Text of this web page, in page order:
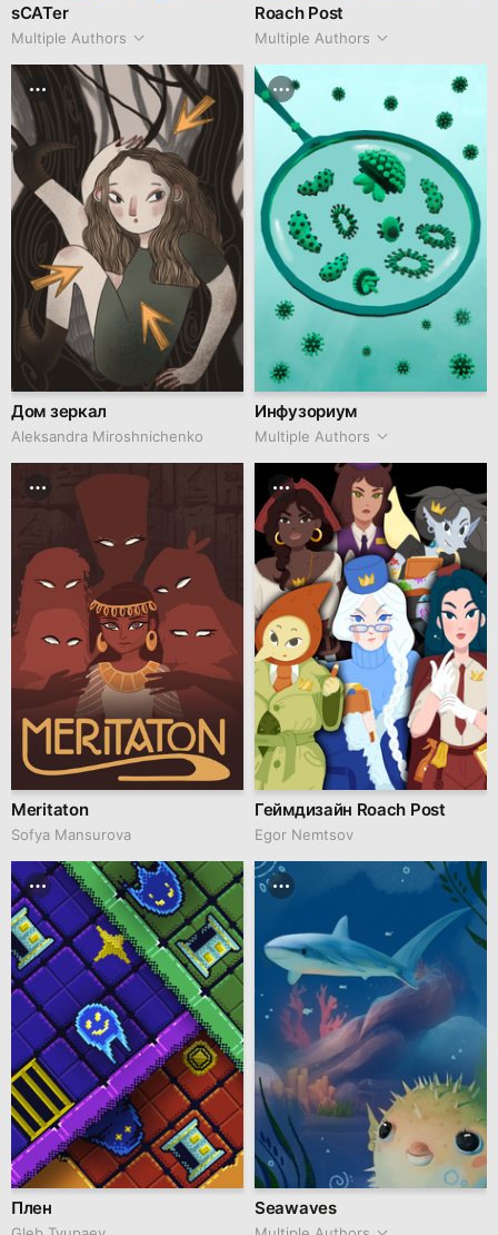
sCATer
Multiple Authors
Roach Post
Multiple Authors
Дом зеркал
Aleksandra Miroshnichenko
Инфузориум
Multiple Authors
Meritaton
Sofya Mansurova
Геймдизайн Roach Post
Egor Nemtsov
Плен Seawaves